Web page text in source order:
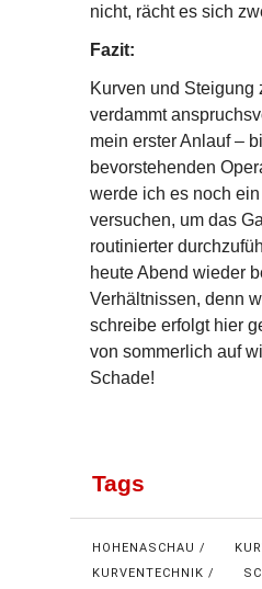
nicht, rächt es sich
Fazit:
Kurven und Steigung
verdammt
mein erster Anlauf –
bevorstehenden
werde ich es noch ein
versuchen, um das
routinierter
heute Abend wieder
Verhältnissen, denn
schreibe erfolgt hier
von sommerlich auf
Schade!
Tags
HOHENASCHAU
KURVENTECHNIK